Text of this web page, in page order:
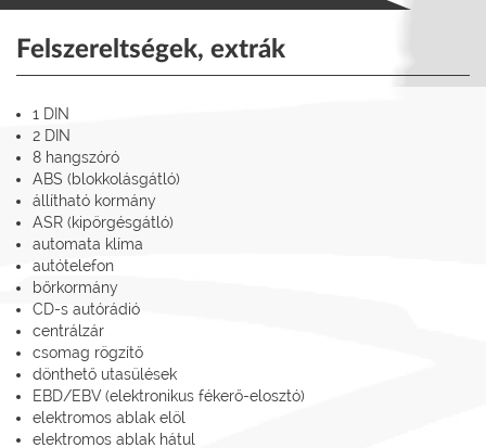
Felszereltségek, extrák
1 DIN
2 DIN
8 hangszóró
ABS (blokkolásgátló)
állítható kormány
ASR (kipörgésgátló)
automata klíma
autótelefon
bőrkormány
CD-s autórádió
centrálzár
csomag rögzítő
dönthető utasülések
EBD/EBV (elektronikus fékerő-elosztó)
elektromos ablak elöl
elektromos ablak hátul